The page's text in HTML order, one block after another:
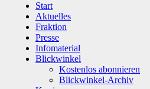
Start
Aktuelles
Fraktion
Presse
Infomaterial
Blickwinkel
Kostenlos abonnieren
Blickwinkel-Archiv